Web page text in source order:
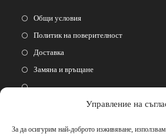
Управление на
За да осигурим най-доброто изживяване,
Общи условия
Политик на поверителност
Доставка
Замяна и връщане